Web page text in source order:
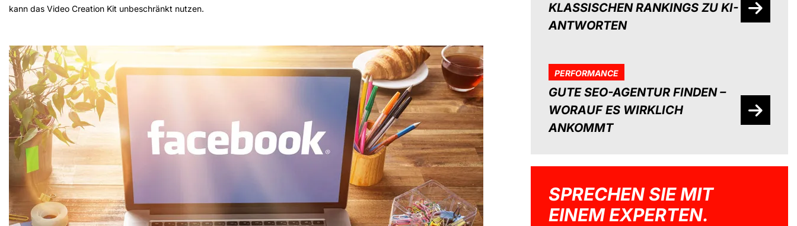
kann das Video Creation Kit unbeschränkt nutzen.
KLASSISCHEN RANKINGS ZU KI-
ANTWORTEN
PERFORMANCE
GUTE SEO-AGENTUR FINDEN –
WORAUF ES WIRKLICH
ANKOMMT
SPRECHEN SIE MIT
EINEM EXPERTEN.